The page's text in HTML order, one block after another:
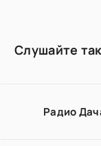
Слушайте
Радио